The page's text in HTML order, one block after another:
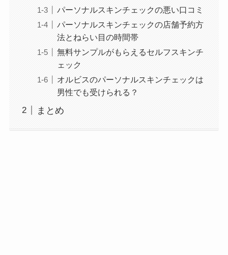
パーソナルスキンチェックの悪い口コミ
パーソナルスキンチェックの店舗予約方
法とねらい目の時間帯
無料サンプルがもらえるセルフスキンチ
ェック
オルビスのパーソナルスキンチェックは
男性でも受けられる？
まとめ